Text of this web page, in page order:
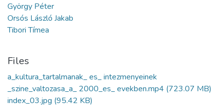
György Péter
Orsós László Jakab
Tibori Tímea
Files
a_kultura_tartalmanak_ es_ intezmenyeinek
_szine_valtozasa_a_ 2000_es_ evekben.mp4 (723.07 MB)
index_03.jpg (95.42 KB)